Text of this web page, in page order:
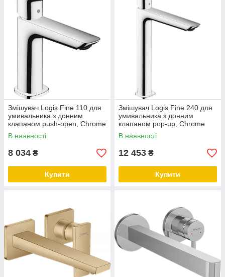
Змішувач Logis Fine 110 для
умивальника з донним
клапаном push-open, Chrome
(71252000)
В наявності
8 034 ₴
Купити
Змішувач Logis Fine 240 для
умивальника з донним
клапаном pop-up, Chrome
(71257000)
В наявності
12 453 ₴
Купити